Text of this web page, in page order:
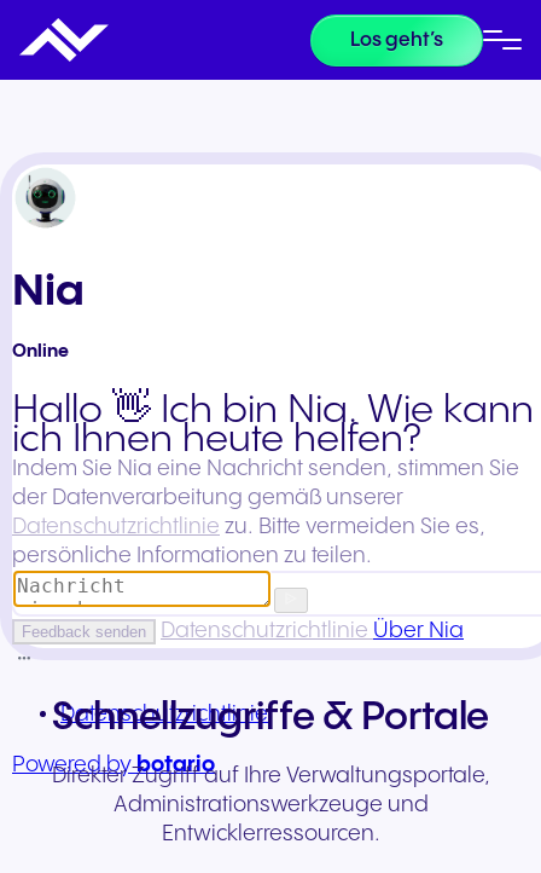
Los geht’s
Schnellzugriffe & Portale
Direkter Zugriff auf Ihre Verwaltungsportale,
Administrationswerkzeuge und
Entwicklerressourcen.